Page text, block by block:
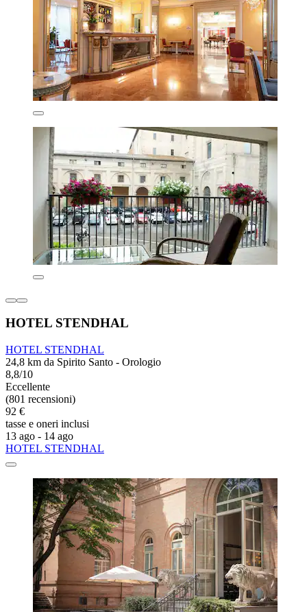
HOTEL STENDHAL
HOTEL STENDHAL
24,8 km da Spirito Santo - Orologio
8,8/10
Eccellente
(801 recensioni)
92 €
tasse e oneri inclusi
13 ago - 14 ago
HOTEL STENDHAL